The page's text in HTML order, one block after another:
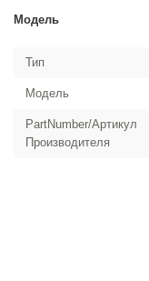
Модель
Тип
Модель
PartNumber/Артикул
Производителя